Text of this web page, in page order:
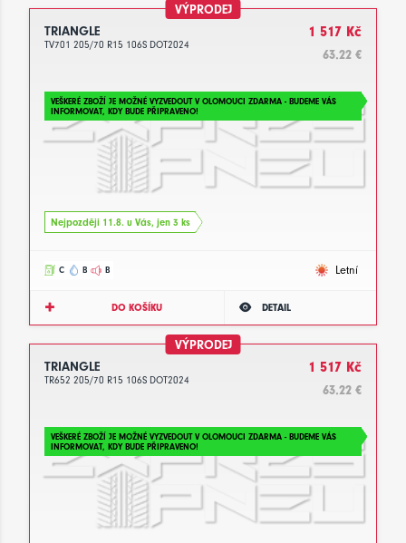
VÝPRODEJ
TRIANGLE
TV701 205/70 R15 106S DOT2024
1 517 Kč
63.22 €
VEŠKERÉ ZBOŽÍ JE MOŽNÉ VYZVEDOUT V OLOMOUCI ZDARMA - BUDEME VÁS
INFORMOVAT, KDY BUDE PŘIPRAVENO!
Nejpozději 11.8. u Vás, jen 3 ks
C B B Letní
DO KOŠÍKU DETAIL
VÝPRODEJ
TRIANGLE
TR652 205/70 R15 106S DOT2024
1 517 Kč
63.22 €
VEŠKERÉ ZBOŽÍ JE MOŽNÉ VYZVEDOUT V OLOMOUCI ZDARMA - BUDEME VÁS
INFORMOVAT, KDY BUDE PŘIPRAVENO!